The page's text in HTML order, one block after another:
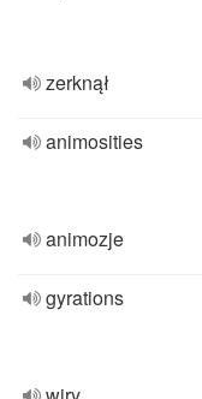
zerknął
animosities
animozje
gyrations